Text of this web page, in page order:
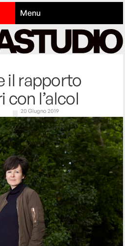
Menu
il rapporto
l’alcol
20 Giugno 2019